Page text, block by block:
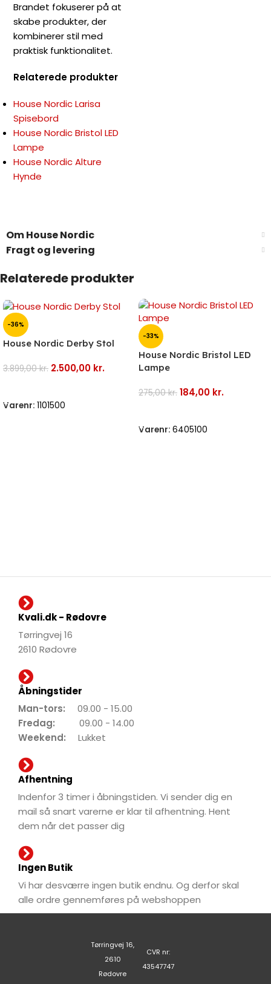
Brandet fokuserer på at
skabe produkter, der
kombinerer stil med
praktisk funktionalitet.
Relaterede produkter
House Nordic Larisa
Spisebord
House Nordic Bristol LED
Lampe
House Nordic Alture
Hynde
Om House Nordic
Fragt og levering
Relaterede produkter
-36%
House Nordic Derby Stol
3.899,00kr. 2.500,00 kr.
Varenr: 1101500
-33%
House Nordic Bristol LED
Lampe
275,00kr. 184,00 kr.
Varenr: 6405100
Kvali.dk - Rødovre
Tørringvej 16
2610 Rødovre
Åbningstider
Man-tors: 09.00 - 15.00
Fredag: 09.00 - 14.00
Weekend: Lukket
Afhentning
Indenfor 3 timer i åbningstiden. Vi sender dig en
mail så snart varerne er klar til afhentning. Hent
dem når det passer dig
Ingen Butik
Vi har desværre ingen butik endnu. Og derfor skal
alle ordre gennemføres på webshoppen
Tørringvej 16,
2610
Rødovre
CVR nr:
43547747